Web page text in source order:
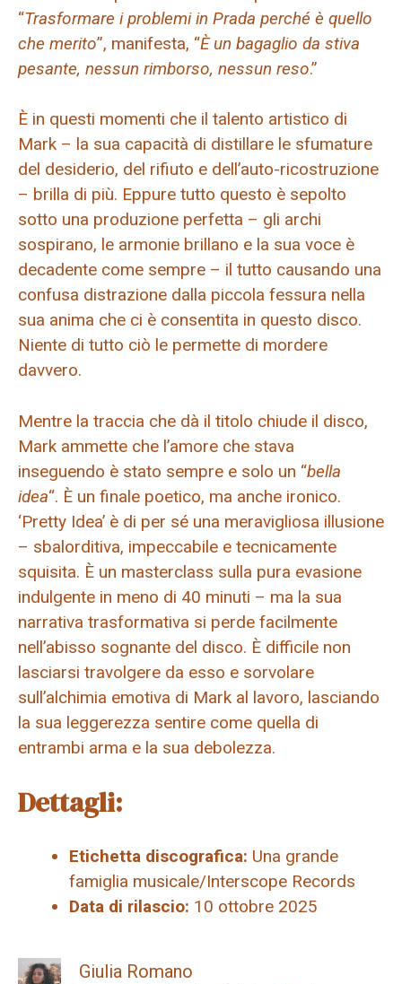
“Trasformare i problemi in Prada perché è quello
che merito”, manifesta, “È un bagaglio da stiva
pesante, nessun rimborso, nessun reso.”
È in questi momenti che il talento artistico di
Mark – la sua capacità di distillare le sfumature
del desiderio, del rifiuto e dell’auto-ricostruzione
– brilla di più. Eppure tutto questo è sepolto
sotto una produzione perfetta – gli archi
sospirano, le armonie brillano e la sua voce è
decadente come sempre – il tutto causando una
confusa distrazione dalla piccola fessura nella
sua anima che ci è consentita in questo disco.
Niente di tutto ciò le permette di mordere
davvero.
Mentre la traccia che dà il titolo chiude il disco,
Mark ammette che l’amore che stava
inseguendo è stato sempre e solo un “bella
idea“. È un finale poetico, ma anche ironico.
‘Pretty Idea’ è di per sé una meravigliosa illusione
– sbalorditiva, impeccabile e tecnicamente
squisita. È un masterclass sulla pura evasione
indulgente in meno di 40 minuti – ma la sua
narrativa trasformativa si perde facilmente
nell’abisso sognante del disco. È difficile non
lasciarsi travolgere da esso e sorvolare
sull’alchimia emotiva di Mark al lavoro, lasciando
la sua leggerezza sentire come quella di
entrambi arma e la sua debolezza.
Dettagli:
Etichetta discografica: Una grande
famiglia musicale/Interscope Records
Data di rilascio: 10 ottobre 2025
Giulia Romano